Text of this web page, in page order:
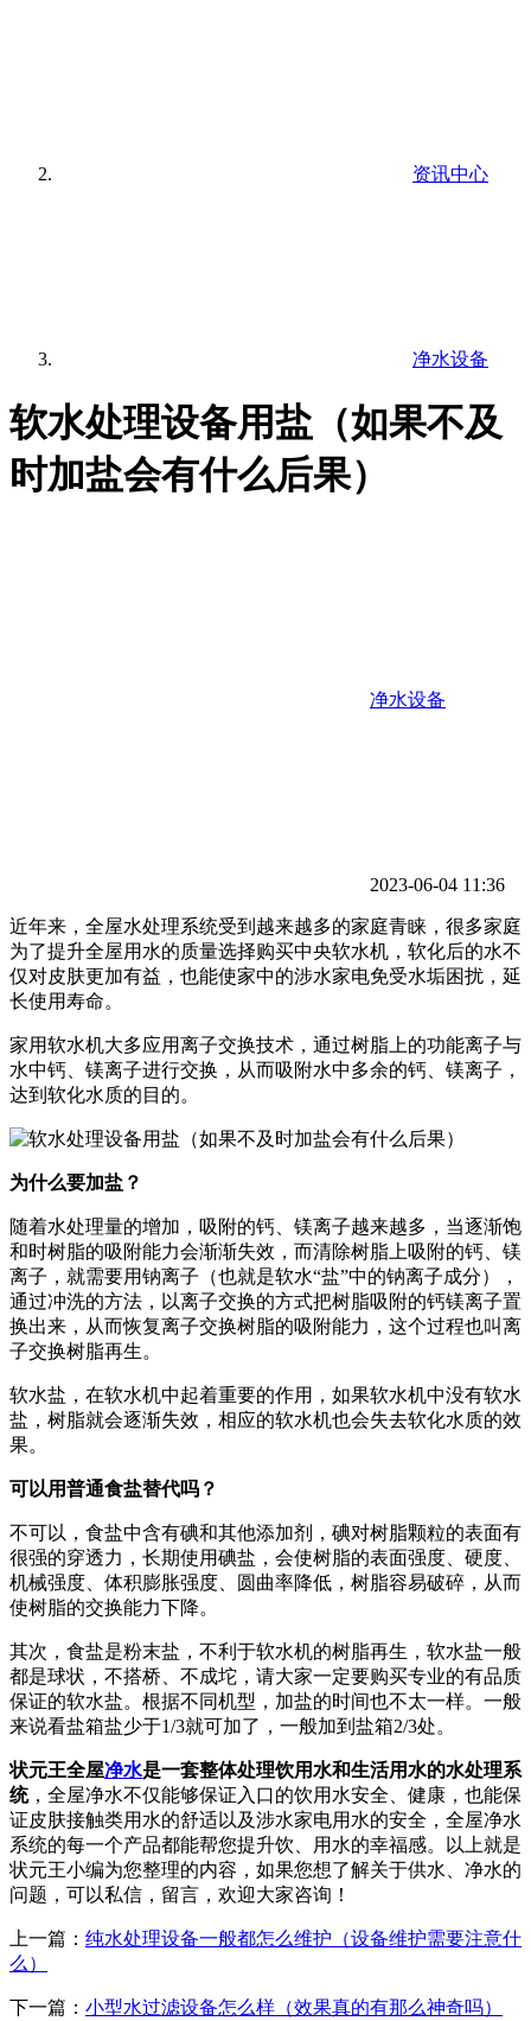
资讯中心
净水设备
软水处理设备用盐（如果不及
时加盐会有什么后果）
净水设备
2023-06-04 11:36
近年来，全屋水处理系统受到越来越多的家庭青睐，很多家庭
为了提升全屋用水的质量选择购买中央软水机，软化后的水不
仅对皮肤更加有益，也能使家中的涉水家电免受水垢困扰，延
长使用寿命。
家用软水机大多应用离子交换技术，通过树脂上的功能离子与
水中钙、镁离子进行交换，从而吸附水中多余的钙、镁离子，
达到软化水质的目的。
为什么要加盐？
随着水处理量的增加，吸附的钙、镁离子越来越多，当逐渐饱
和时树脂的吸附能力会渐渐失效，而清除树脂上吸附的钙、镁
离子，就需要用钠离子（也就是软水“盐”中的钠离子成分），
通过冲洗的方法，以离子交换的方式把树脂吸附的钙镁离子置
换出来，从而恢复离子交换树脂的吸附能力，这个过程也叫离
子交换树脂再生。
软水盐，在软水机中起着重要的作用，如果软水机中没有软水
盐，树脂就会逐渐失效，相应的软水机也会失去软化水质的效
果。
可以用普通食盐替代吗？
不可以，食盐中含有碘和其他添加剂，碘对树脂颗粒的表面有
很强的穿透力，长期使用碘盐，会使树脂的表面强度、硬度、
机械强度、体积膨胀强度、圆曲率降低，树脂容易破碎，从而
使树脂的交换能力下降。
其次，食盐是粉末盐，不利于软水机的树脂再生，软水盐一般
都是球状，不搭桥、不成坨，请大家一定要购买专业的有品质
保证的软水盐。根据不同机型，加盐的时间也不太一样。一般
来说看盐箱盐少于1/3就可加了，一般加到盐箱2/3处。
状元王全屋净水是一套整体处理饮用水和生活用水的水处理系
统，全屋净水不仅能够保证入口的饮用水安全、健康，也能保
证皮肤接触类用水的舒适以及涉水家电用水的安全，全屋净水
系统的每一个产品都能帮您提升饮、用水的幸福感。以上就是
状元王小编为您整理的内容，如果您想了解关于供水、净水的
问题，可以私信，留言，欢迎大家咨询！
上一篇： 纯水处理设备一般都怎么维护（设备维护需要注意什
么）
下一篇： 小型水过滤设备怎么样（效果真的有那么神奇吗）